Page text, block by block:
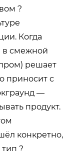
?
Когда
в смежной
решает
приносит с
—
продукт.
конкретно,
?